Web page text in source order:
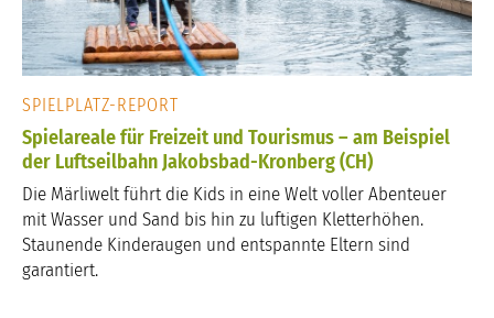
SPIELPLATZ-REPORT
Spielareale für Freizeit und Tourismus – am Beispiel
der Luftseilbahn Jakobsbad-Kronberg (CH)
Die Märliwelt führt die Kids in eine Welt voller Abenteuer
mit Wasser und Sand bis hin zu luftigen Kletterhöhen.
Staunende Kinderaugen und entspannte Eltern sind
garantiert.